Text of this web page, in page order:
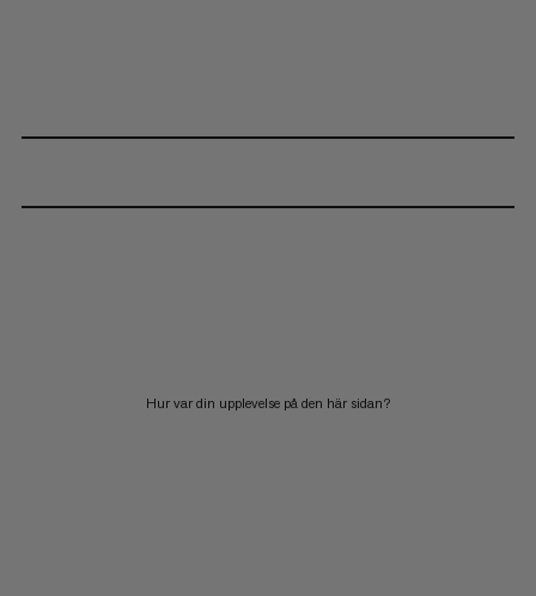
Hur var din upplevelse på den här sidan?